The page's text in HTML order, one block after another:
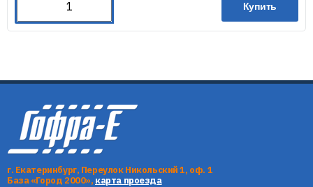
Купить
г. Екатеринбург, Переулок Никольский 1, оф. 1
База «Город 2000», карта проезда